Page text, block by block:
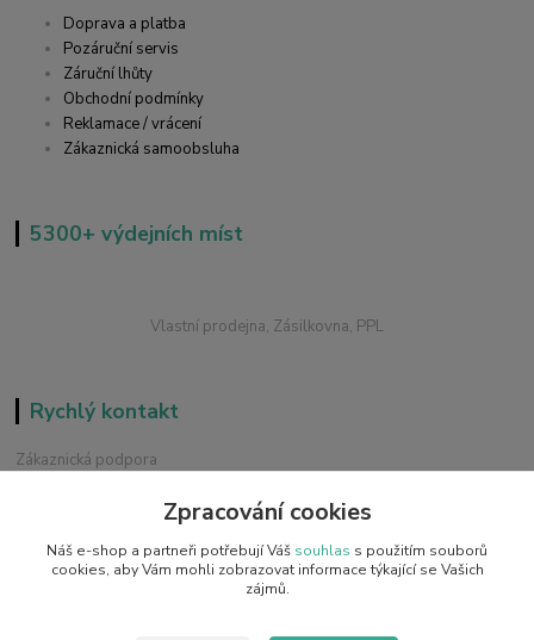
Doprava a platba
Pozáruční servis
Záruční lhůty
Obchodní podmínky
Reklamace / vrácení
Zákaznická samoobsluha
5300+ výdejních míst
Vlastní prodejna, Zásilkovna, PPL
Rychlý kontakt
Zákaznická podpora
Chat / Online podpora - 24/7
info@emobilky.cz
Zpracování cookies
Náš e-shop a partneři potřebují Váš souhlas s použitím souborů
cookies, aby Vám mohli zobrazovat informace týkající se Vašich
zájmů.